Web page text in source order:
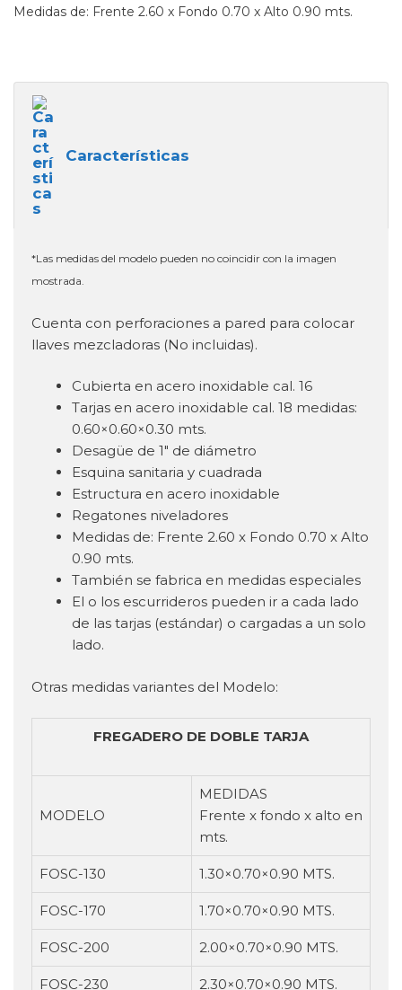
Medidas de: Frente 2.60 x Fondo 0.70 x Alto 0.90 mts.
Características
*Las medidas del modelo pueden no coincidir con la imagen
mostrada.
Cuenta con perforaciones a pared para colocar
llaves mezcladoras (No incluidas).
Cubierta en acero inoxidable cal. 16
Tarjas en acero inoxidable cal. 18 medidas:
0.60×0.60×0.30 mts.
Desagüe de 1″ de diámetro
Esquina sanitaria y cuadrada
Estructura en acero inoxidable
Regatones niveladores
Medidas de: Frente 2.60 x Fondo 0.70 x Alto
0.90 mts.
También se fabrica en medidas especiales
El o los escurrideros pueden ir a cada lado
de las tarjas (estándar) o cargadas a un solo
lado.
Otras medidas variantes del Modelo:
FREGADERO DE DOBLE TARJA
MODELO
MEDIDAS
Frente x fondo x alto en
mts.
FOSC-130 1.30×0.70×0.90 MTS.
FOSC-170 1.70×0.70×0.90 MTS.
FOSC-200 2.00×0.70×0.90 MTS.
FOSC-230 2.30×0.70×0.90 MTS.